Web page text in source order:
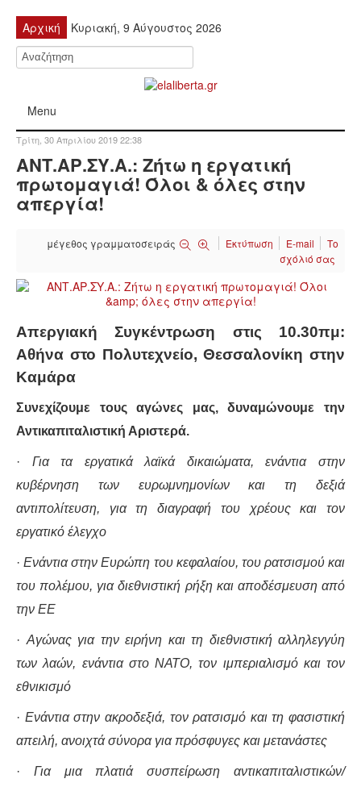
Αρχική Κυριακή, 9 Αύγουστος 2026
Menu
ΚΙΝΗΤΟΠΟΙΉΣΕΙΣ
ΑΝΑΛΎΣΕΙΣ
ΟΙΚΟΝΟΜΊΑ
ΕΙΔΉΣΕΙΣ
ΑΝΑΤΟΛΙΚΉ ΕΥΡΏΠΗ / ΒΑΛΚΆΝΙΑ
ΔΥΤΙΚΉ ΕΥΡΏΠΗ
ΜΈΣΗ ΑΝΑΤΟΛΉ / ΒΌΡΕΙΑ ΑΦΡΙΚΉ
ΒΌΡΕΙΑ ΑΜΕΡΙΚΉ
ΑΣΊΑ / ΩΚΕΑΝΊΑ
Τρίτη, 30 Απριλίου 2019 22:38
ΑΝΤ.ΑΡ.ΣΥ.Α.: Ζήτω η εργατική
πρωτομαγιά! Όλοι & όλες στην
απεργία!
μέγεθος γραμματοσειράς Εκτύπωση E-mail
Το
σχόλιό σας
Απεργιακή Συγκέντρωση στις 10.30πμ:
Αθήνα στο Πολυτεχνείο, Θεσσαλονίκη στην
Καμάρα
Συνεχίζουμε τους αγώνες μας, δυναμώνουμε την
Αντικαπιταλιστική Αριστερά.
· Για τα εργατικά λαϊκά δικαιώματα, ενάντια στην
κυβέρνηση των ευρωμνημονίων και τη δεξιά
αντιπολίτευση, για τη διαγραφή του χρέους και τον
εργατικό έλεγχο
·Ενάντια στην Ευρώπη του κεφαλαίου, του ρατσισμού και
του πολέμου, για διεθνιστική ρήξη και αποδέσμευση από
την ΕΕ
· Αγώνας για την ειρήνη και τη διεθνιστική αλληλεγγύη
των λαών, ενάντια στο ΝΑΤΟ, τον ιμπεριαλισμό και τον
εθνικισμό
· Ενάντια στην ακροδεξιά, τον ρατσισμό και τη φασιστική
απειλή, ανοιχτά σύνορα για πρόσφυγες και μετανάστες
·
Για μια πλατιά συσπείρωση αντικαπιταλιστικών/